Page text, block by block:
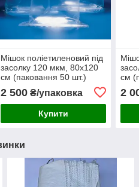
Мішок поліетиленовий під
засолку 120 мкм, 80х120
см (паковання 50 шт.)
2 500₴/упаковка
Купити
см
2